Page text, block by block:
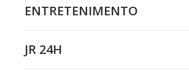
ENTRETENIMENTO
JR 24H